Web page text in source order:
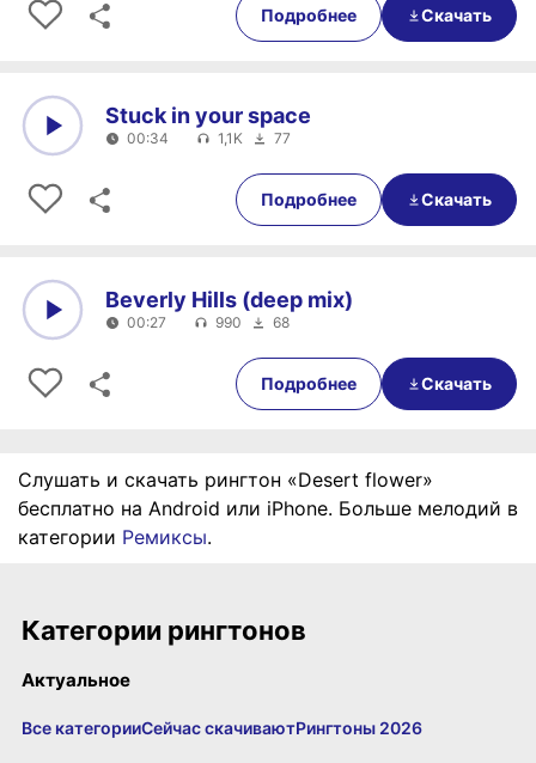
Подробнее Скачать
00:34
Stuck in your space
00:34 1,1K 77
Подробнее Скачать
00:27
Beverly Hills (deep mix)
00:27 990 68
Подробнее Скачать
Слушать и скачать рингтон «Desert flower»
бесплатно на Android или iPhone. Больше мелодий в
категории Ремиксы.
Категории рингтонов
Актуальное
Все категорииСейчас скачиваютРингтоны 2026